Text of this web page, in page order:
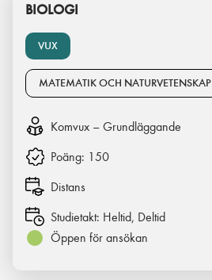
VUX
BIOLOGI
MATEMATIK OCH NATURVETENSKAP
Komvux – Grundläggande
Poäng: 150
Distans
Studietakt: Heltid, Deltid
Öppen för ansökan